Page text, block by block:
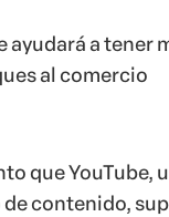
a tener
al comercio
que YouTube,
contenido,